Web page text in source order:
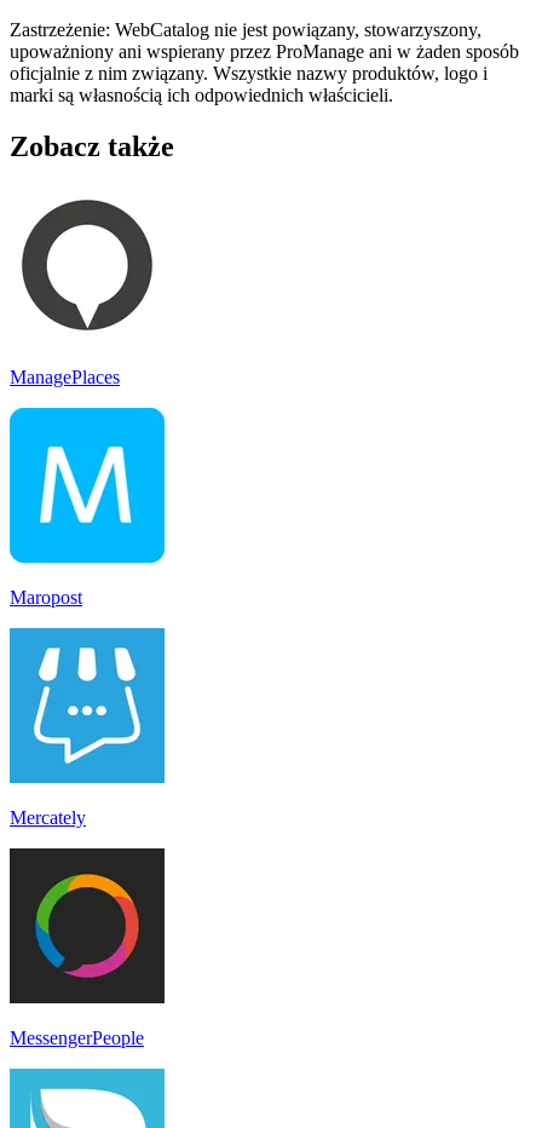
Zastrzeżenie: WebCatalog nie jest powiązany, stowarzyszony,
upoważniony ani wspierany przez ProManage ani w żaden sposób
oficjalnie z nim związany. Wszystkie nazwy produktów, logo i
marki są własnością ich odpowiednich właścicieli.
Zobacz także
ManagePlaces
Maropost
Mercately
MessengerPeople